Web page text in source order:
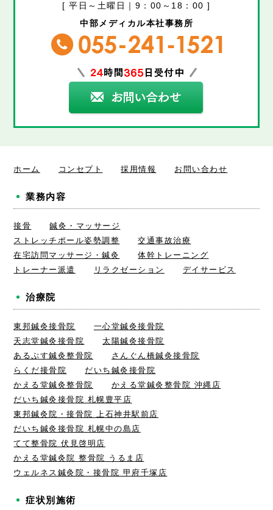
[ 平日～土曜日｜9：00～18：00 ]
中部メディカル本社事務所
ホーム コンセプト 採用情報 お問い合わせ
業務内容
接骨
鍼灸・マッサージ
ストレッチポール姿勢調整
交通事故治療
在宅訪問マッサージ・鍼灸
体幹トレーニング
トレーナー派遣
リラクゼーション デイサービス
治療院
東邦鍼灸接骨院
一心堂鍼灸接骨院
天志堂鍼灸接骨院
太陽鍼灸接骨院
あるぷす鍼灸整骨院
さんぐん橋鍼灸接骨院
らくだ接骨院
だいち鍼灸接骨院
かえる堂鍼灸整骨院
かえる堂鍼灸整骨院 沖縄店
だいち鍼灸接骨院 札幌豊平店
東邦鍼灸院・接骨院 上石神井駅前店
だいち鍼灸接骨院 札幌中の島店
てて整骨院 伏見啓明店
かえる堂鍼灸院 整骨院 うるま店
ウェルネス鍼灸院・接骨院 甲府千塚店
症状別施術